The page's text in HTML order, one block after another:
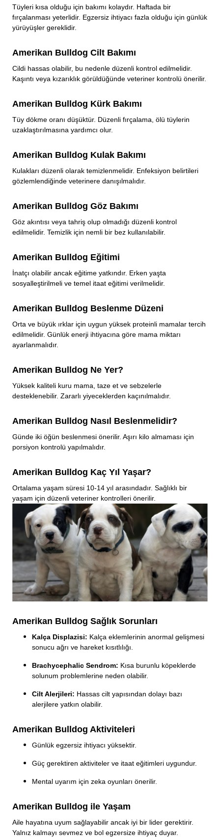
Tüyleri kısa olduğu için bakımı kolaydır. Haftada bir
fırçalanması yeterlidir. Egzersiz ihtiyacı fazla olduğu için günlük
yürüyüşler gereklidir.
Amerikan Bulldog Cilt Bakımı
Cildi hassas olabilir, bu nedenle düzenli kontrol edilmelidir.
Kaşıntı veya kızarıklık görüldüğünde veteriner kontrolü önerilir.
Amerikan Bulldog Kürk Bakımı
Tüy dökme oranı düşüktür. Düzenli fırçalama, ölü tüylerin
uzaklaştırılmasına yardımcı olur.
Amerikan Bulldog Kulak Bakımı
Kulakları düzenli olarak temizlenmelidir. Enfeksiyon belirtileri
gözlemlendiğinde veterinere danışılmalıdır.
Amerikan Bulldog Göz Bakımı
Göz akıntısı veya tahriş olup olmadığı düzenli kontrol
edilmelidir. Temizlik için nemli bir bez kullanılabilir.
Amerikan Bulldog Eğitimi
İnatçı olabilir ancak eğitime yatkındır. Erken yaşta
sosyalleştirilmeli ve temel itaat eğitimi verilmelidir.
Amerikan Bulldog Beslenme Düzeni
Orta ve büyük ırklar için uygun yüksek proteinli mamalar tercih
edilmelidir. Günlük enerji ihtiyacına göre mama miktarı
ayarlanmalıdır.
Amerikan Bulldog Ne Yer?
Yüksek kaliteli kuru mama, taze et ve sebzelerle
desteklenebilir. Zararlı yiyeceklerden kaçınılmalıdır.
Amerikan Bulldog Nasıl Beslenmelidir?
Günde iki öğün beslenmesi önerilir. Aşırı kilo almaması için
porsiyon kontrolü yapılmalıdır.
Amerikan Bulldog Kaç Yıl Yaşar?
Ortalama yaşam süresi 10-14 yıl arasındadır. Sağlıklı bir
yaşam için düzenli veteriner kontrolleri önerilir.
Amerikan Bulldog Sağlık Sorunları
Kalça Displazisi: Kalça eklemlerinin anormal gelişmesi
sonucu ağrı ve hareket kısıtlılığı.
Brachycephalic Sendrom: Kısa burunlu köpeklerde
solunum problemlerine neden olabilir.
Cilt Alerjileri: Hassas cilt yapısından dolayı bazı
alerjilere yatkın olabilir.
Amerikan Bulldog Aktiviteleri
Günlük egzersiz ihtiyacı yüksektir.
Güç gerektiren aktiviteler ve itaat eğitimleri uygundur.
Mental uyarım için zeka oyunları önerilir.
Amerikan Bulldog ile Yaşam
Aile hayatına uyum sağlayabilir ancak iyi bir lider gerektirir.
Yalnız kalmayı sevmez ve bol egzersize ihtiyaç duyar.